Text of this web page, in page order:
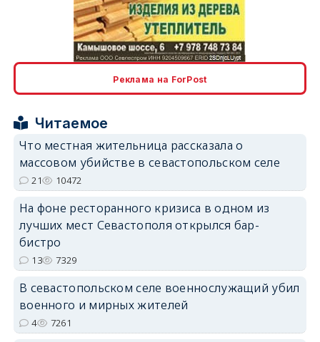
erid: 2SDnjcLUypt
erid: 2SDnjdPjgYS
Реклама на ForPost
Читаемое
Что местная жительница рассказала о
массовом убийстве в севастопольском селе
21 10472
На фоне ресторанного кризиса в одном из
лучших мест Севастополя открылся бар-
бистро
13 7329
В севастопольском селе военнослужащий убил
военного и мирных жителей
4 7261